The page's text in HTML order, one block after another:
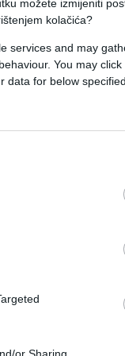
možete izmijeniti
kolačića?
services and may
You may
data for below
let na relaciji
Crnu Goru",
te će u skladu
ukoliko za to
koje su
mjere
o daljim